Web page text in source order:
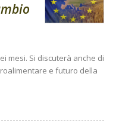
mesi. Si discuterà anche di
e futuro della